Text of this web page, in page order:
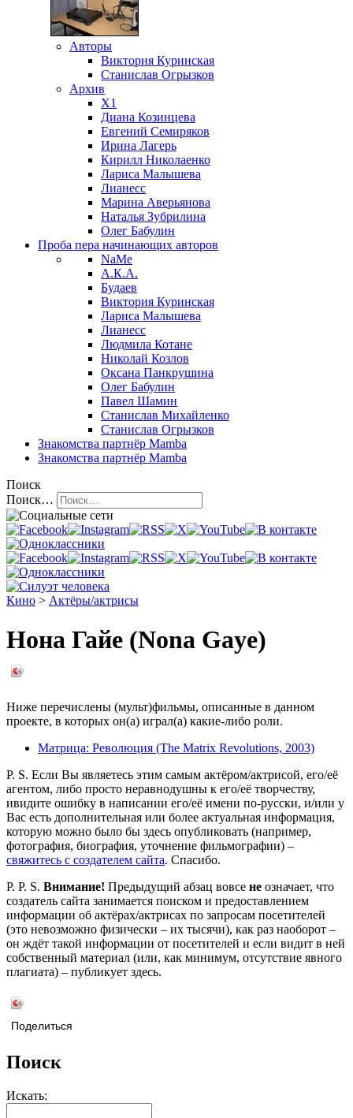
Авторы
Виктория Куринская
Станислав Огрызков
Архив
X1
Диана Козинцева
Евгений Семиряков
Ирина Лагерь
Кирилл Николаенко
Лариса Малышева
Лианесс
Марина Аверьянова
Наталья Зубрилина
Олег Бабулин
Проба пера начинающих авторов
NaMe
А.К.А.
Будаев
Виктория Куринская
Лариса Малышева
Лианесс
Людмила Котане
Николай Козлов
Оксана Панкрушина
Олег Бабулин
Павел Шамин
Станислав Михайленко
Станислав Огрызков
Знакомства партнёр Mamba
Знакомства партнёр Mamba
Поиск
Поиск…
Кино > Актёры/актрисы
Нона Гайе (Nona Gaye)
Ниже перечислены (мульт)фильмы, описанные в данном
проекте, в которых он(а) играл(а) какие-либо роли.
Матрица: Революция (The Matrix Revolutions, 2003)
P. S. Если Вы являетесь этим самым актёром/актрисой, его/её
агентом, либо просто неравнодушны к его/её творчеству,
ивидите ошибку в написании его/её имени по-русски, и/или у
Вас есть дополнительная или более актуальная информация,
которую можно было бы здесь опубликовать (например,
фотография, биография, уточнение фильмографии) –
свяжитесь с создателем сайта. Спасибо.
P. P. S. Внимание! Предыдущий абзац вовсе не означает, что
создатель сайта занимается поиском и предоставлением
информации об актёрах/актрисах по запросам посетителей
(это невозможно физически – их тысячи), как раз наоборот –
он ждёт такой информации от посетителей и если видит в ней
собственный материал (или, как минимум, отсутствие явного
плагиата) – публикует здесь.
Поделиться
Поиск
Искать: